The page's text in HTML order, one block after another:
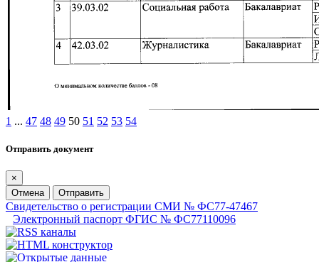
1 ... 47 48 49 50 51 52 53 54
Отправить документ
×
Отмена
Отправить
Свидетельство о регистрации СМИ № ФС77-47467
Электронный паспорт ФГИС № ФС77110096